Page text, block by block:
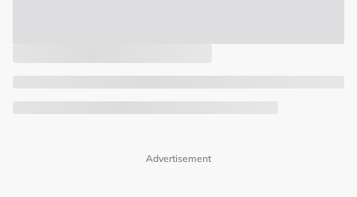
Advertisement